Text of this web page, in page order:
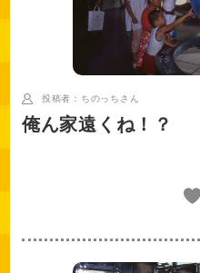
投稿者：ちのっち さん
俺ん家遠くね！？